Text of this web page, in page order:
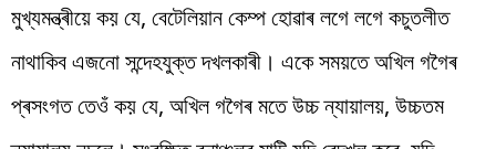
মুখ্যমন্ত্ৰীয়ে কয় যে, বেটেলিয়ান কেম্প হোৱাৰ লগে লগে কচুতলীত
নাথাকিব এজনো সন্দেহযুক্ত দখলকাৰী। একে সময়তে অখিল গগৈৰ
প্ৰসংগত তেওঁ কয় যে, অখিল গগৈৰ মতে উচ্চ ন্যায়ালয়, উচ্চতম